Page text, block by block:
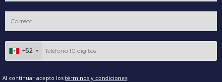
+52
Al continuar acepto los términos y condiciones